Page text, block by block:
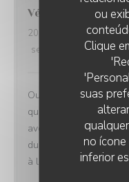
ou
Clique
suas
no
inferior
Véronique D
2026-07-29
- 20:00 -
service
ambience:
Oui absolument nous
qui est à la hauteur
avons eu Ce fut un
du terme, belles et
à l ensemble du